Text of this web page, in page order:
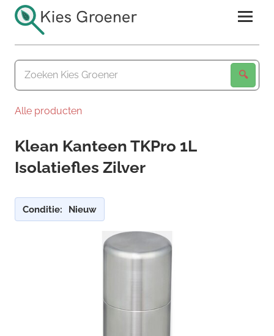
naar
inhoudKies
Groener
Alle producten
Klean Kanteen TKPro 1L
Isolatiefles Zilver
Conditie: Nieuw